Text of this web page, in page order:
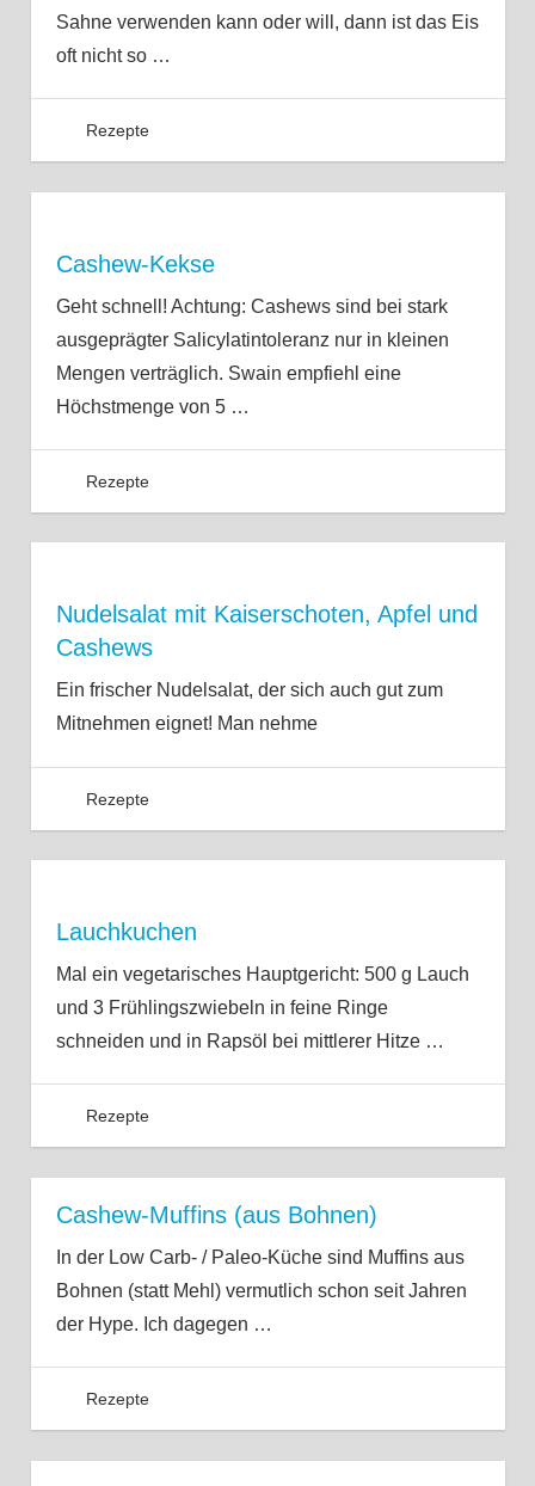
Sahne verwenden kann oder will, dann ist das Eis
oft nicht so …
Rezepte
Cashew-Kekse
Geht schnell! Achtung: Cashews sind bei stark
ausgeprägter Salicylatintoleranz nur in kleinen
Mengen verträglich. Swain empfiehl eine
Höchstmenge von 5 …
Rezepte
Nudelsalat mit Kaiserschoten, Apfel und
Cashews
Ein frischer Nudelsalat, der sich auch gut zum
Mitnehmen eignet! Man nehme
Rezepte
Lauchkuchen
Mal ein vegetarisches Hauptgericht: 500 g Lauch
und 3 Frühlingszwiebeln in feine Ringe
schneiden und in Rapsöl bei mittlerer Hitze …
Rezepte
Cashew-Muffins (aus Bohnen)
In der Low Carb- / Paleo-Küche sind Muffins aus
Bohnen (statt Mehl) vermutlich schon seit Jahren
der Hype. Ich dagegen …
Rezepte